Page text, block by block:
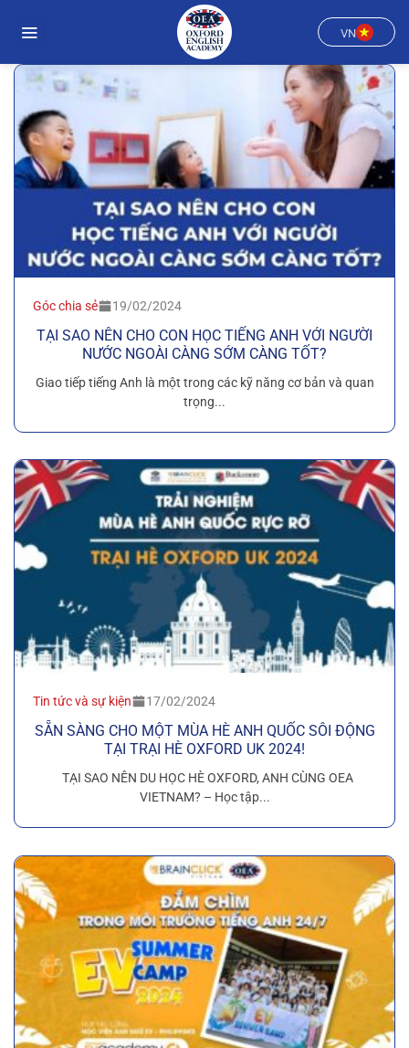
đến
VN
Góc chia sẻ 19/02/2024
TẠI SAO NÊN CHO CON HỌC TIẾNG ANH VỚI NGƯỜI
NƯỚC NGOÀI CÀNG SỚM CÀNG TỐT?
Giao tiếp tiếng Anh là một trong các kỹ năng cơ bản và quan
trọng...
Tin tức và sự kiện 17/02/2024
SẴN SÀNG CHO MỘT MÙA HÈ ANH QUỐC SÔI ĐỘNG
TẠI TRẠI HÈ OXFORD UK 2024!
TẠI SAO NÊN DU HỌC HÈ OXFORD, ANH CÙNG OEA
VIETNAM? – Học tập...